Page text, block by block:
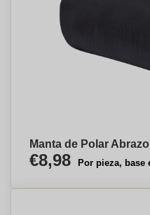
Manta de Polar
€8,98 Por pieza, base